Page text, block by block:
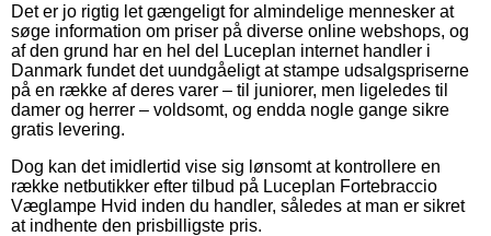
Det er jo rigtig let gængeligt for almindelige mennesker at
søge information om priser på diverse online webshops, og
af den grund har en hel del Luceplan internet handler i
Danmark fundet det uundgåeligt at stampe udsalgspriserne
på en række af deres varer – til juniorer, men ligeledes til
damer og herrer – voldsomt, og endda nogle gange sikre
gratis levering.
Dog kan det imidlertid vise sig lønsomt at kontrollere en
række netbutikker efter tilbud på Luceplan Fortebraccio
Væglampe Hvid inden du handler, således at man er sikret
at indhente den prisbilligste pris.